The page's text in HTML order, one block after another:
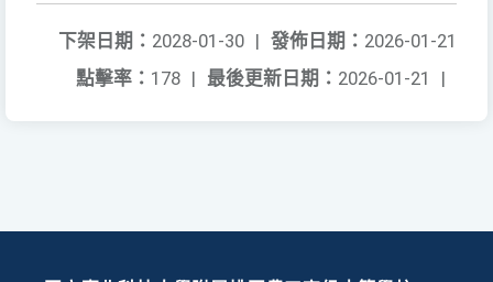
發佈日期： 2026-01-21
下架日期： 2028-01-30 |
最後更新日期： 2026-01-21 |
點擊率： 178 |